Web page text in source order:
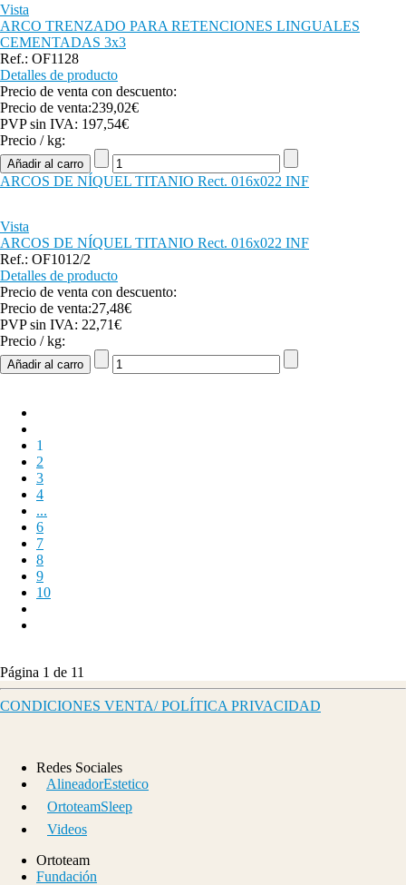
Vista
ARCO TRENZADO PARA RETENCIONES LINGUALES
CEMENTADAS 3x3
Ref.: OF1128
Detalles de producto
Precio de venta con descuento:
Precio de venta:239,02€
PVP sin IVA: 197,54€
Precio / kg:
ARCOS DE NÍQUEL TITANIO Rect. 016x022 INF
Vista
ARCOS DE NÍQUEL TITANIO Rect. 016x022 INF
Ref.: OF1012/2
Detalles de producto
Precio de venta con descuento:
Precio de venta:27,48€
PVP sin IVA: 22,71€
Precio / kg:
1
2
3
4
...
6
7
8
9
10
Página 1 de 11
CONDICIONES VENTA/ POLÍTICA PRIVACIDAD
Redes Sociales
AlineadorEstetico
OrtoteamSleep
Videos
Ortoteam
Fundación